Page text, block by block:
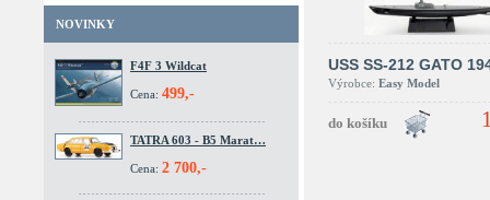
NOVINKY
F4F 3 Wildcat
Cena: 499,-
TATRA 603 - B5 Marat…
Cena: 2 700,-
USS SS-212 GATO
Výrobce: Easy Model